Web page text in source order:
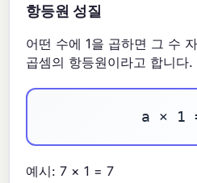
항등원 성질
어떤 수에 1을 곱하면 그 수
곱셈의 항등원이라고 합니다.
a × 1
예시: 7 × 1 = 7